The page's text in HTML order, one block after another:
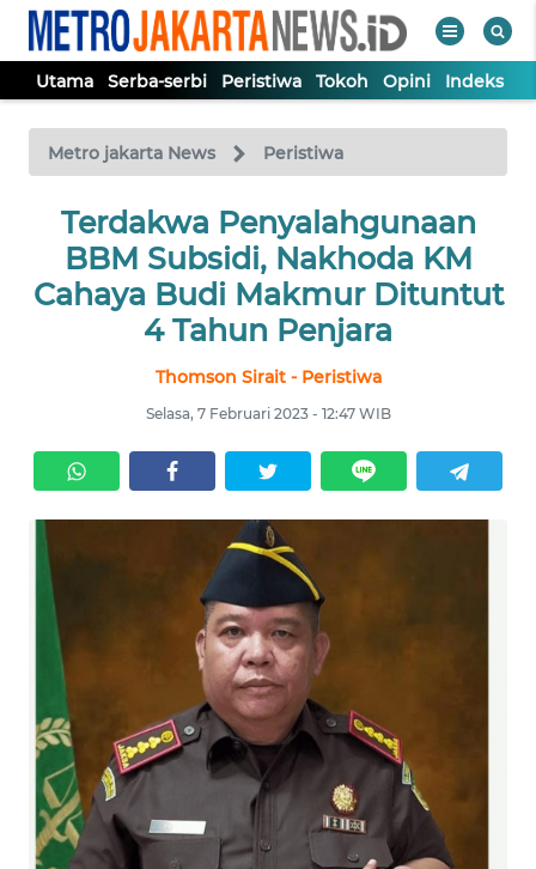
Utama Serba-serbi Peristiwa Tokoh Opini Indeks
Metro jakarta News Peristiwa
Terdakwa Penyalahgunaan
BBM Subsidi, Nakhoda KM
Cahaya Budi Makmur Dituntut
4 Tahun Penjara
Thomson Sirait - Peristiwa
Selasa, 7 Februari 2023 - 12:47 WIB
TV
Tutup
UTAMA
SERBA-
SERBI
TOKOH
OPINI
Informasi
INDEKS
BERITA
KONTAK
KAMI
INFO
IKLAN